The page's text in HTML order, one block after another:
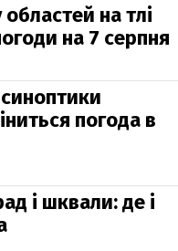
на тлі
на 7 серпня
погода в
і шквали: де і